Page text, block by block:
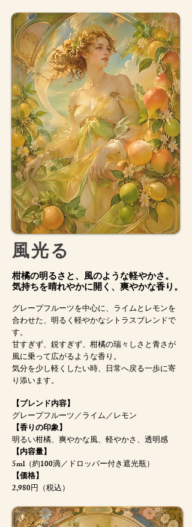
​風光る
柑橘の明るさと、風のような軽やかさ。
気持ちを晴れやかに開く、爽やかな香り。
グレープフルーツを中心に、ライムとレモンを
合わせた、明るく軽やかなシトラスブレンドで
す。
甘すぎず、鋭すぎず、柑橘の瑞々しさと青さが
風に乗って広がるような香り。
気分を少し軽くしたい時、日常へ戻る一歩に寄
り添います。
【ブレンド内容】
グレープフルーツ／ライム／レモン
【香りの印象】
明るい柑橘、爽やかな風、軽やかさ、透明感
【内容量】
5ml（約100滴／ドロッパー付き遮光瓶）
【価格】
2,980円（税込）